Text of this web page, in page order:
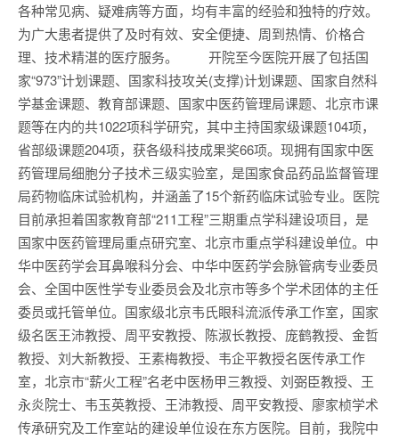
各种常见病、疑难病等方面，均有丰富的经验和独特的疗效。
为广大患者提供了及时有效、安全便捷、周到热情、价格合
理、技术精湛的医疗服务。 开院至今医院开展了包括国
家“973”计划课题、国家科技攻关(支撑)计划课题、国家自然科
学基金课题、教育部课题、国家中医药管理局课题、北京市课
题等在内的共1022项科学研究，其中主持国家级课题104项，
省部级课题204项，获各级科技成果奖66项。现拥有国家中医
药管理局细胞分子技术三级实验室，是国家食品药品监督管理
局药物临床试验机构，并涵盖了15个新药临床试验专业。医院
目前承担着国家教育部“211工程”三期重点学科建设项目，是
国家中医药管理局重点研究室、北京市重点学科建设单位。中
华中医药学会耳鼻喉科分会、中华中医药学会脉管病专业委员
会、全国中医性学专业委员会及北京市等多个学术团体的主任
委员或托管单位。国家级北京韦氏眼科流派传承工作室，国家
级名医王沛教授、周平安教授、陈淑长教授、庞鹤教授、金哲
教授、刘大新教授、王素梅教授、韦企平教授名医传承工作
室，北京市“薪火工程”名老中医杨甲三教授、刘弼臣教授、王
永炎院士、韦玉英教授、王沛教授、周平安教授、廖家桢学术
传承研究及工作室站的建设单位设在东方医院。目前，我院中